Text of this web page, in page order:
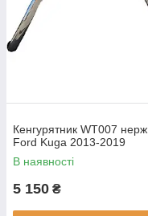
Кенгурятник WT007 нерж
Ford Kuga 2013-2019
В наявності
5 150 ₴